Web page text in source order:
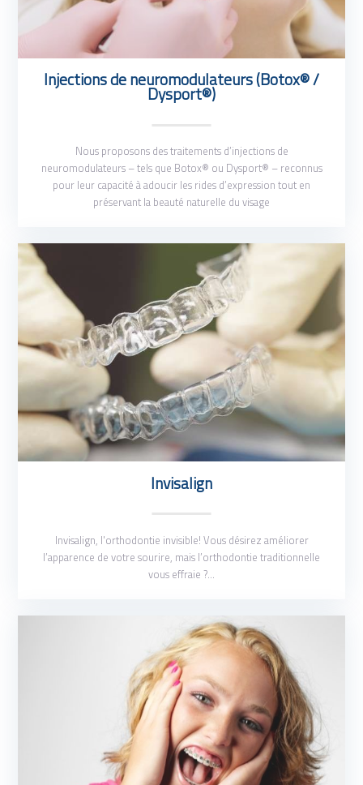
Injections de neuromodulateurs (Botox® /
Dysport®)
Nous proposons des traitements d’injections de
neuromodulateurs – tels que Botox® ou Dysport® – reconnus
pour leur capacité à adoucir les rides d’expression tout en
préservant la beauté naturelle du visage
Invisalign
Invisalign, l'orthodontie invisible! Vous désirez améliorer
l’apparence de votre sourire, mais l’orthodontie traditionnelle
vous effraie ?…